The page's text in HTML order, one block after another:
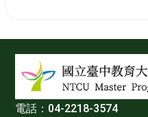
電話：04-2218-3574